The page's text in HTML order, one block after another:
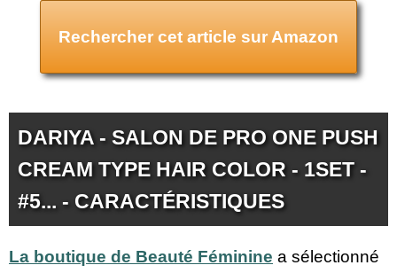
Rechercher cet article sur Amazon
DARIYA - SALON DE PRO ONE PUSH
CREAM TYPE HAIR COLOR - 1SET -
#5... - CARACTÉRISTIQUES
La boutique de Beauté Féminine a sélectionné